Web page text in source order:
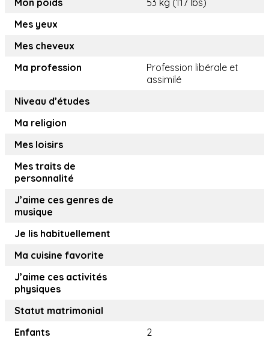
Mon poids
53 kg (117 lbs)
Mes yeux
Mes cheveux
Ma profession
Profession libérale et
assimilé
Niveau d’études
Ma religion
Mes loisirs
Mes traits de
personnalité
J’aime ces genres de
musique
Je lis habituellement
Ma cuisine favorite
J’aime ces activités
physiques
Statut matrimonial
Enfants
2